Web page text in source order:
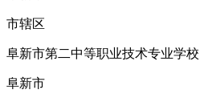
市辖区
阜新市第二中等职业技术专业学校
阜新市